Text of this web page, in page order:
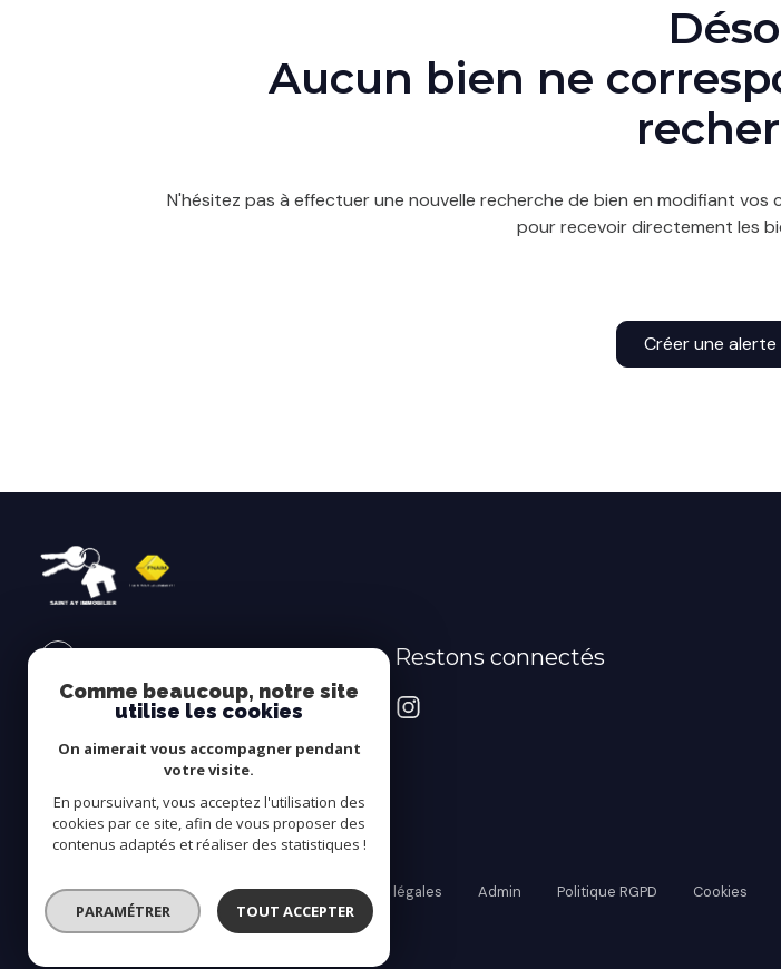
Aucun bien ne
N'hésitez pas à effectuer une nouvelle recherche de bien en modifiant
pour recevoir directement les
Créer une alerte
02.38.88.88.00
immobilier.com
45130 Saint-Ay
Restons connectés
Nos honoraires Nos partenaires Mentions légales Admin Politique RGPD Cookies
© 2026 | Tous droits réservés
Comme beaucoup, notre site
utilise les cookies
On aimerait vous accompagner pendant
votre visite.
En poursuivant, vous acceptez l'utilisation des
cookies par ce site, afin de vous proposer des
contenus adaptés et réaliser des statistiques !
PARAMÉTRER TOUT ACCEPTER